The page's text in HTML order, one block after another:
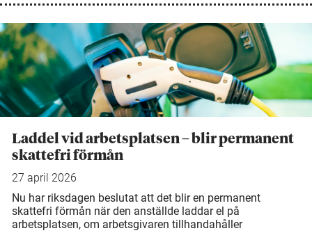
Laddel vid arbetsplatsen – blir permanent
skattefri förmån
27 april 2026
Nu har riksdagen beslutat att det blir en permanent
skattefri förmån när den anställde laddar el på
arbetsplatsen, om arbetsgivaren tillhandahåller